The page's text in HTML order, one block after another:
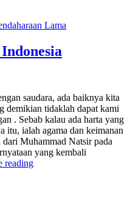
Muslimin
Hidup
Lama
saudara, ada baiknya kita
demikian tidaklah dapat kami
. Sebab kalau ada harta yang
itu, ialah agama dan keimanan
Muhammad Natsir pada
yang kembali
readingNatsir